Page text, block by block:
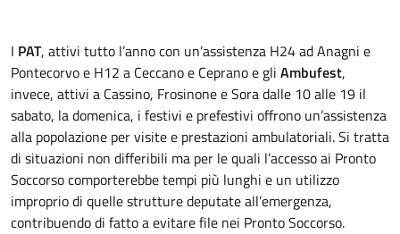
I PAT, attivi tutto l’anno con un’assistenza H24 ad Anagni e
Pontecorvo e H12 a Ceccano e Ceprano e gli Ambufest,
invece, attivi a Cassino, Frosinone e Sora dalle 10 alle 19 il
sabato, la domenica, i festivi e prefestivi offrono un’assistenza
alla popolazione per visite e prestazioni ambulatoriali. Si tratta
di situazioni non differibili ma per le quali l’accesso ai Pronto
Soccorso comporterebbe tempi più lunghi e un utilizzo
improprio di quelle strutture deputate all’emergenza,
contribuendo di fatto a evitare file nei Pronto Soccorso.